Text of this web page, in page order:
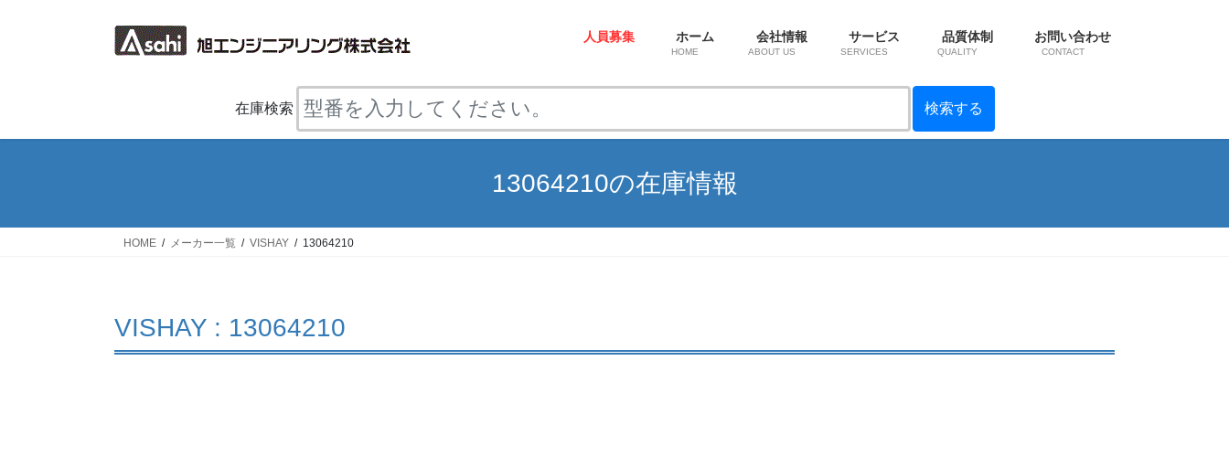
ス
ン
人員募集 ホーム
HOME
会社情報
ABOUT US
サービス
SERVICES
品質体制
QUALITY
お問い合わせ
CONTACT
在庫検索
13064210の在庫情報
HOME メーカー一覧 VISHAY 13064210
VISHAY : 13064210